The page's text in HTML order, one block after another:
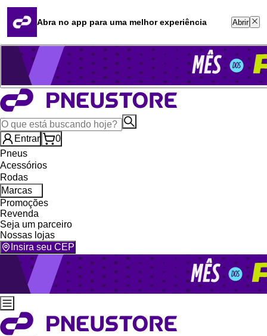
Quero revender
Blog
Whatsapp (16) 99764-8401
Televendas (47) 3046-2551
Entrar
0
Pneus
Acessórios
Rodas
Marcas
Promoções
Revenda
Seja um parceiro
Nossas lojas
Insira seu CEP
Abra no app para uma melhor experiência Abrir